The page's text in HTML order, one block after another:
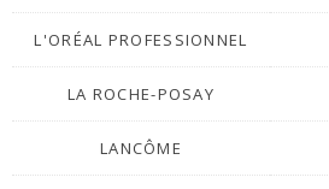
L'ORÉAL PROFESSIONNEL
LA ROCHE-POSAY
LANCÔME